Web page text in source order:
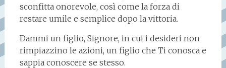
sconfitta onorevole, così come la forza di
restare umile e semplice dopo la vittoria.
Dammi un figlio, Signore, in cui i desideri non
rimpiazzino le azioni, un figlio che Ti conosca e
sappia conoscere se stesso.